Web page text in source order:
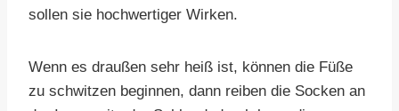
sollen sie hochwertiger Wirken.
Wenn es draußen sehr heiß ist, können die Füße
zu schwitzen beginnen, dann reiben die Socken an